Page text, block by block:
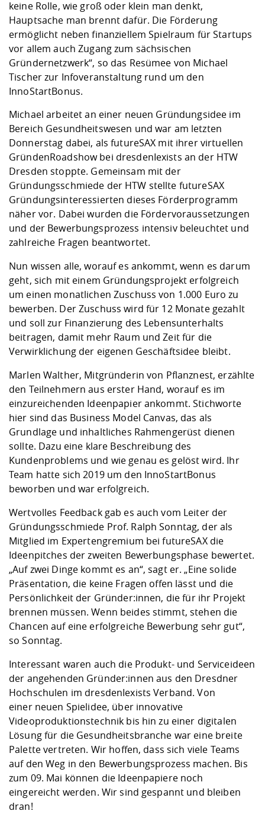
Vorbereitung
Checkliste zum
Studien- und
Digitales Lernen
Fremdsprachen
Jobs, Praktika,
Studieren in
Lebenslagen
Angebote der
Arbeit
Career Service
Lehren,
Weiterbilden im
Internationale
Formulare und
FIS -
Prototyping und
Gründung und
Kontakt &
Förderverein
Gremien und
Informatik/
Landbau/
Angebote für Unternehmen
Kontakt und Anfahrt
Qualitätssicherung
keine Rolle, wie groß oder klein man denkt,
Hauptsache man brennt dafür. Die Förderung
ermöglicht neben finanziellem Spielraum für Startups
vor allem auch Zugang zum sächsischen
Gründernetzwerk“, so das Resümee von Michael
Tischer zur Infoveranstaltung rund um den
InnoStartBonus.
Michael arbeitet an einer neuen Gründungsidee im
Bereich Gesundheitswesen und war am letzten
Donnerstag dabei, als futureSAX mit ihrer virtuellen
GründenRoadshow bei dresdenIexists an der HTW
Dresden stoppte. Gemeinsam mit der
Gründungsschmiede der HTW stellte futureSAX
Gründungsinteressierten dieses Förderprogramm
näher vor. Dabei wurden die Fördervoraussetzungen
und der Bewerbungsprozess intensiv beleuchtet und
zahlreiche Fragen beantwortet.
Nun wissen alle, worauf es ankommt, wenn es darum
geht, sich mit einem Gründungsprojekt erfolgreich
um einen monatlichen Zuschuss von 1.000 Euro zu
bewerben. Der Zuschuss wird für 12 Monate gezahlt
und soll zur Finanzierung des Lebensunterhalts
beitragen, damit mehr Raum und Zeit für die
Verwirklichung der eigenen Geschäftsidee bleibt.
Marlen Walther, Mitgründerin von Pflanznest, erzählte
den Teilnehmern aus erster Hand, worauf es im
einzureichenden Ideenpapier ankommt. Stichworte
hier sind das Business Model Canvas, das als
Grundlage und inhaltliches Rahmengerüst dienen
sollte. Dazu eine klare Beschreibung des
Kundenproblems und wie genau es gelöst wird. Ihr
Team hatte sich 2019 um den InnoStartBonus
beworben und war erfolgreich.
Wertvolles Feedback gab es auch vom Leiter der
Gründungsschmiede Prof. Ralph Sonntag, der als
Mitglied im Expertengremium bei futureSAX die
Ideenpitches der zweiten Bewerbungsphase bewertet.
„Auf zwei Dinge kommt es an“, sagt er. „Eine solide
Präsentation, die keine Fragen offen lässt und die
Persönlichkeit der Gründer:innen, die für ihr Projekt
brennen müssen. Wenn beides stimmt, stehen die
Chancen auf eine erfolgreiche Bewerbung sehr gut“,
so Sonntag.
Interessant waren auch die Produkt- und Serviceideen
der angehenden Gründer:innen aus den Dresdner
Hochschulen im dresdenIexists Verband. Von
einer neuen Spielidee, über innovative
Videoproduktionstechnik bis hin zu einer digitalen
Lösung für die Gesundheitsbranche war eine breite
Palette vertreten. Wir hoffen, dass sich viele Teams
auf den Weg in den Bewerbungsprozess machen. Bis
zum 09. Mai können die Ideenpapiere noch
eingereicht werden. Wir sind gespannt und bleiben
dran!